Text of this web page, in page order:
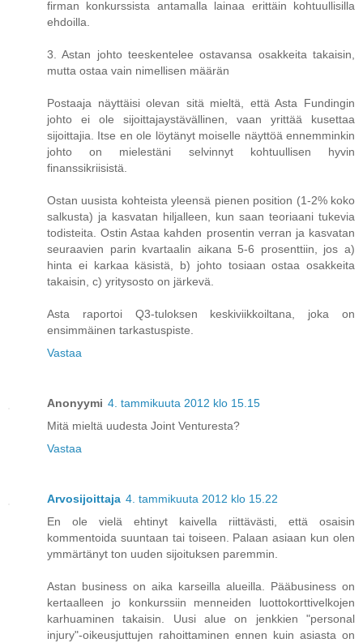
firman konkurssista antamalla lainaa erittäin kohtuullisilla
ehdoilla.
3. Astan johto teeskentelee ostavansa osakkeita takaisin,
mutta ostaa vain nimellisen määrän
Postaaja näyttäisi olevan sitä mieltä, että Asta Fundingin
johto ei ole sijoittajaystävällinen, vaan yrittää kusettaa
sijoittajia. Itse en ole löytänyt moiselle näyttöä ennemminkin
johto on mielestäni selvinnyt kohtuullisen hyvin
finanssikriisistä.
Ostan uusista kohteista yleensä pienen position (1-2% koko
salkusta) ja kasvatan hiljalleen, kun saan teoriaani tukevia
todisteita. Ostin Astaa kahden prosentin verran ja kasvatan
seuraavien parin kvartaalin aikana 5-6 prosenttiin, jos a)
hinta ei karkaa käsistä, b) johto tosiaan ostaa osakkeita
takaisin, c) yritysosto on järkevä.
Asta raportoi Q3-tuloksen keskiviikkoiltana, joka on
ensimmäinen tarkastuspiste.
Vastaa
Anonyymi 4. tammikuuta 2012 klo 15.15
Mitä mieltä uudesta Joint Venturesta?
Vastaa
Arvosijoittaja 4. tammikuuta 2012 klo 15.22
En ole vielä ehtinyt kaivella riittävästi, että osaisin
kommentoida suuntaan tai toiseen. Palaan asiaan kun olen
ymmärtänyt ton uuden sijoituksen paremmin.
Astan business on aika karseilla alueilla. Pääbusiness on
kertaalleen jo konkurssiin menneiden luottokorttivelkojen
karhuaminen takaisin. Uusi alue on jenkkien "personal
injury"-oikeusjuttujen rahoittaminen ennen kuin asiasta on